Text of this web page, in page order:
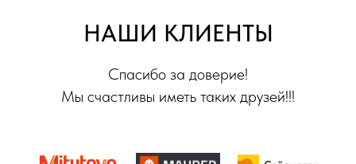
НАШИ КЛИЕНТЫ
Спасибо за доверие!
Мы счастливы иметь таких друзей!!!